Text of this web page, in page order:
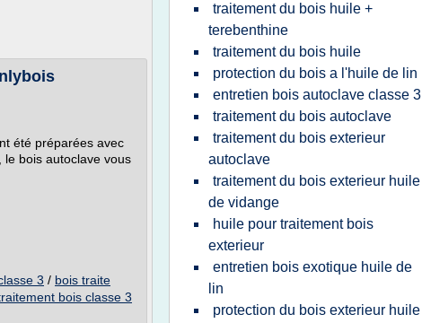
été préparées avec
bois autoclave vous
3 / bois traite
bois classe 3
traitement du bois huile +
terebenthine
traitement du bois huile
protection du bois a l'huile de lin
entretien bois autoclave classe 3
traitement du bois autoclave
traitement du bois exterieur
autoclave
traitement du bois exterieur huile
de vidange
huile pour traitement bois
exterieur
entretien bois exotique huile de
lin
protection du bois exterieur huile